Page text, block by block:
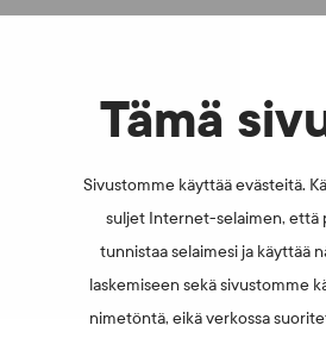
Tämä
Sivustomme käyttää evästeitä.
suljet Internet-selaimen, että
tunnistaa selaimesi ja käyttää
laskemiseen sekä sivustomme
nimetöntä, eikä verkossa